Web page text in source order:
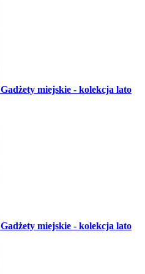
Gadżety miejskie - kolekcja lato
Gadżety miejskie - kolekcja lato